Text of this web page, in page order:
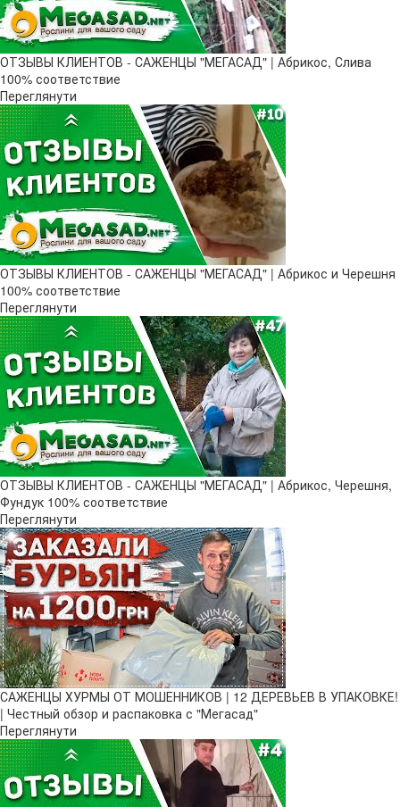
ОТЗЫВЫ КЛИЕНТОВ - САЖЕНЦЫ "МЕГАСАД" | Абрикос, Слива
100% соответствие
Переглянути
ОТЗЫВЫ КЛИЕНТОВ - САЖЕНЦЫ "МЕГАСАД" | Абрикос и Черешня
100% соответствие
Переглянути
ОТЗЫВЫ КЛИЕНТОВ - САЖЕНЦЫ "МЕГАСАД" | Абрикос, Черешня,
Фундук 100% соответствие
Переглянути
САЖЕНЦЫ ХУРМЫ ОТ МОШЕННИКОВ | 12 ДЕРЕВЬЕВ В УПАКОВКЕ!
| Честный обзор и распаковка с "Мегасад"
Переглянути